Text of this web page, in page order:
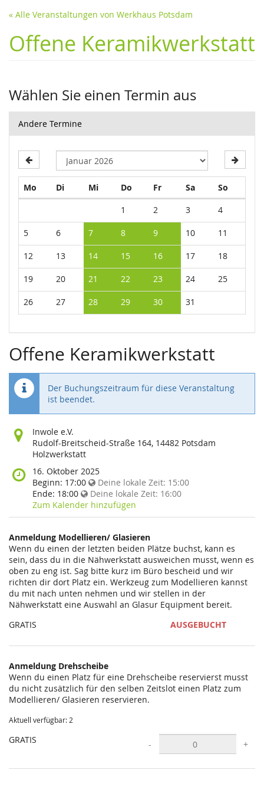
« Alle Veranstaltungen von Werkhaus Potsdam
Offene Keramikwerkstatt
Wählen Sie einen Termin aus
Andere Termine
Mo Montag
DiDienstag
MiMittwoch
Do Donnerstag
FrFreitagSaSamstag
So
1 2 3 4
5 6 7 8 9 10 11
12 13 14 15 16 17 18
19 20 21 22 23 24 25
26 27 28 29 30 31
Offene Keramikwerkstatt
Der Buchungszeitraum für diese Veranstaltung
ist beendet.
Wo
findet
diese
statt?
Inwole e.V.
Rudolf-Breitscheid-Straße 164, 14482 Potsdam
Holzwerkstatt
Wann
findet
diese
Veranstaltung
statt?
16. Oktober 2025
Beginn: 17:00 Deine lokale Zeit: 15:00
Ende: 18:00 Deine lokale Zeit: 16:00
Zum Kalender hinzufügen
Anmeldung Modellieren/ Glasieren
Wenn du einen der letzten beiden Plätze buchst, kann es
sein, dass du in die Nähwerkstatt ausweichen musst, wenn es
oben zu eng ist. Sag bitte kurz im Büro bescheid und wir
richten dir dort Platz ein. Werkzeug zum Modellieren kannst
du mit nach unten nehmen und wir stellen in der
Nähwerkstatt eine Auswahl an Glasur Equipment bereit.
GRATIS
AUSGEBUCHT
Anmeldung Drehscheibe
Wenn du einen Platz für eine Drehscheibe reservierst musst
du nicht zusätzlich für den selben Zeitslot einen Platz zum
Modellieren/ Glasieren reservieren.
Aktuell verfügbar: 2
GRATIS - +